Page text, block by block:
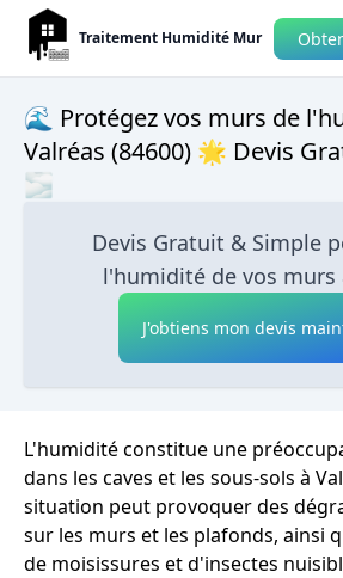
Traitement Humidité Mur
🌊 Protégez vos murs de
Valréas (84600) 🌟 Devis
🌫
Devis Gratuit & Simple
l'humidité de vos murs
J'obtiens mon devis
L'humidité constitue une
dans les caves et les sous-sols à
situation peut provoquer des
sur les murs et les plafonds, ainsi
de moisissures et d'insectes